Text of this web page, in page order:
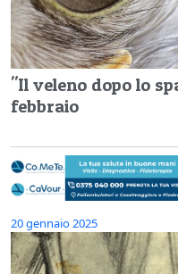
"Il veleno dopo lo
febbraio
20 gennaio 2025